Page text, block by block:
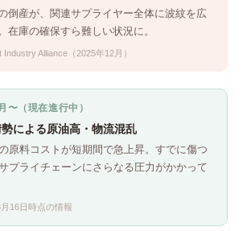
倒産が、関連サプライヤー全体に波紋を広
在庫の確保すら難しい状況に。
Industry Alliance（2025年12月）
〜（現在進行中）
による原油高・物流混乱
原料コストが短期間で急上昇。すでに傷つ
プライチェーンにさらなる圧力がかかって
16日時点の情報